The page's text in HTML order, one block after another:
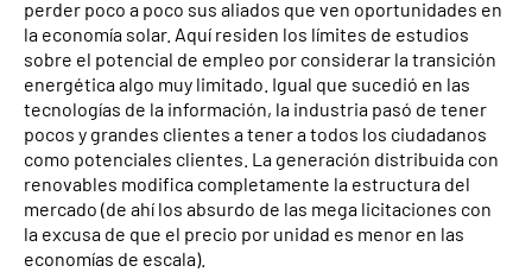
perder poco a poco sus aliados que ven oportunidades en
la economía solar. Aquí residen los límites de estudios
sobre el potencial de empleo por considerar la transición
energética algo muy limitado. Igual que sucedió en las
tecnologías de la información, la industria pasó de tener
pocos y grandes clientes a tener a todos los ciudadanos
como potenciales clientes. La generación distribuida con
renovables modifica completamente la estructura del
mercado (de ahí los absurdo de las mega licitaciones con
la excusa de que el precio por unidad es menor en las
economías de escala).